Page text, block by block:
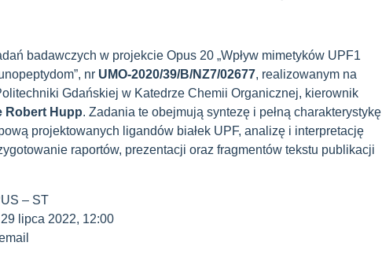
badawczych w projekcie Opus 20 „Wpływ mimetyków UPF1
nr UMO-2020/39/B/NZ7/02677, realizowanym na
Gdańskiej w Katedrze Chemii Organicznej, kierownik
Robert Hupp. Zadania te obejmują syntezę i pełną charakterystykę
projektowanych ligandów białek UPF, analizę i interpretację
raportów, prezentacji oraz fragmentów tekstu publikacji
– ST
29 lipca 2022, 12:00